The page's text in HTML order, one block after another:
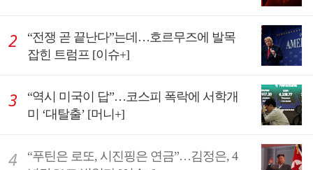
“전쟁 곧 끝난다”는데…호르무즈에 발목
잡힌 트럼프 [이슈+]
“역시 미국이 답”…코스피 폭락에 서학개
미 ‘대탈출’ [머니+]
“푸틴은 로또, 시진핑은 연금”…김정은, 4